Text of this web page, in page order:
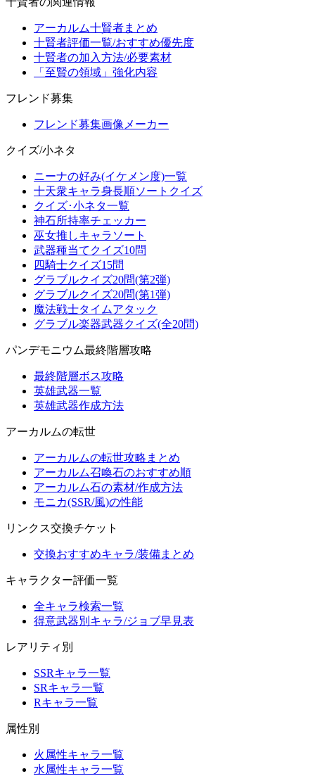
アーカルム十賢者まとめ
十賢者評価一覧/おすすめ優先度
十賢者の加入方法/必要素材
「至賢の領域」強化内容
フレンド募集
フレンド募集画像メーカー
クイズ/小ネタ
ニーナの好み(イケメン度)一覧
十天衆キャラ身長順ソートクイズ
クイズ･小ネタ一覧
神石所持率チェッカー
巫女推しキャラソート
武器種当てクイズ10問
四騎士クイズ15問
グラブルクイズ20問(第2弾)
グラブルクイズ20問(第1弾)
魔法戦士タイムアタック
グラブル楽器武器クイズ(全20問)
パンデモニウム最終階層攻略
最終階層ボス攻略
英雄武器一覧
英雄武器作成方法
アーカルムの転世
アーカルムの転世攻略まとめ
アーカルム召喚石のおすすめ順
アーカルム石の素材/作成方法
モニカ(SSR/風)の性能
リンクス交換チケット
交換おすすめキャラ/装備まとめ
キャラクター評価一覧
全キャラ検索一覧
得意武器別キャラ/ジョブ早見表
レアリティ別
SSRキャラ一覧
SRキャラ一覧
Rキャラ一覧
属性別
火属性キャラ一覧
水属性キャラ一覧